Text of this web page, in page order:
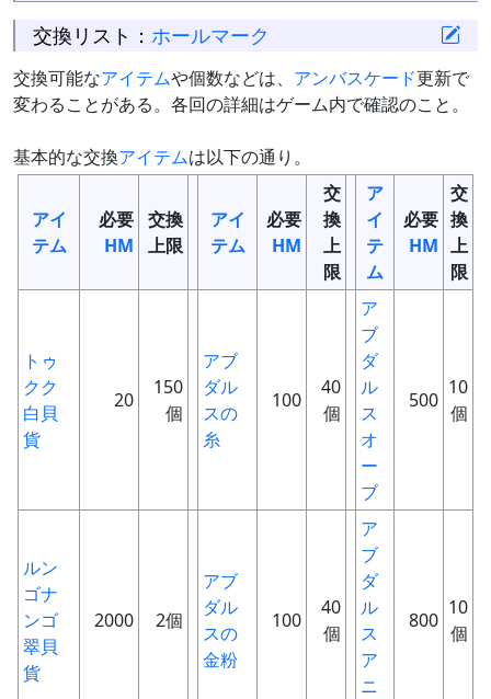
交換リスト： ホールマーク
交換可能なアイテムや個数などは、 アンバスケード更新で
変わることがある。各回の詳細はゲーム内で確認のこと。
基本的な交換アイテムは以下の通り。
アイ
テム
必要
HM
交換
上限
アイ
テム
必要
HM
交
換
上
限
ア
イ
テ
ム
必要
HM
交
換
上
限
トゥ
クク
白貝
貨
20
150
個
アブ
ダル
スの
糸
100
40
個
ア
ブ
ダ
ル
ス
オ
ー
ブ
500
10
個
ルン
ゴナ
ンゴ
翠貝
貨
2000 2個
アブ
ダル
スの
金粉
100
40
個
ア
ブ
ダ
ル
ス
ア
ニ
800
10
個